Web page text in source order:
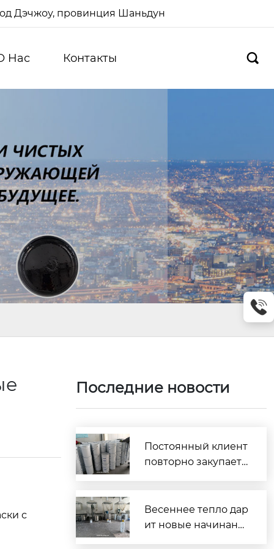
Дэчжоу, провинция Шаньдун
Hас Контакты 
с
Последние новости
Постоянный клиент
повторно закупает
terials строит прочн
ый фундамент дове
Весеннее тепло дар
ит новые начинани